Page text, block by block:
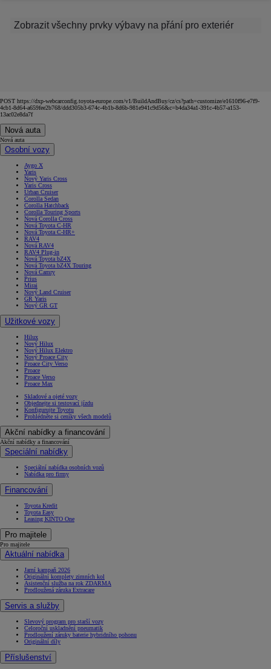
Zobrazit všechny prvky výbavy na přání pro exteriér
POST https://dxp-webcarconfig.toyota-europe.com/v1/BuildAndBuy/cz/cs?path=customize/e1610f96-e7f9-
4cb1-8d64-a659fee2b768/ddd305b3-674c-4b1b-8d6b-981e941c9d56&c=b4da34a1-391c-4b57-a153-
13ac02e8da7f
Nová auta
Nová auta
Osobní vozy
Aygo X
Yaris
Nový Yaris Cross
Yaris Cross
Urban Cruiser
Corolla Sedan
Corolla Hatchback
Corolla Touring Sports
Nová Corolla Cross
Nová Toyota C-HR
Nová Toyota C-HR+
RAV4
Nová RAV4
RAV4 Plug-in
Nová Toyota bZ4X
Nová Toyota bZ4X Touring
Nová Camry
Prius
Mirai
Nový Land Cruiser
GR Yaris
Nový GR GT
Užitkové vozy
Hilux
Nový Hilux
Nový Hilux Elektro
Nový Proace City
Proace City Verso
Proace
Proace Verso
Proace Max
Skladové a ojeté vozy
Objednejte si testovací jízdu
Konfigurujte Toyotu
Prohlédněte si ceníky všech modelů
Akční nabídky a financování
Akční nabídky a financování
Speciální nabídky
Speciální nabídka osobních vozů
Nabídka pro firmy
Financování
Toyota Kredit
Toyota Easy
Leasing KINTO One
Pro majitele
Pro majitele
Aktuální nabídka
Jarní kampaň 2026
Originální komplety zimních kol
Asistenční služba na rok ZDARMA
Prodloužená záruka Extracare
Servis a služby
Slevový program pro starší vozy
Celoroční uskladnění pneumatik
Prodloužení záruky baterie hybridního pohonu
Originální díly
Příslušenství